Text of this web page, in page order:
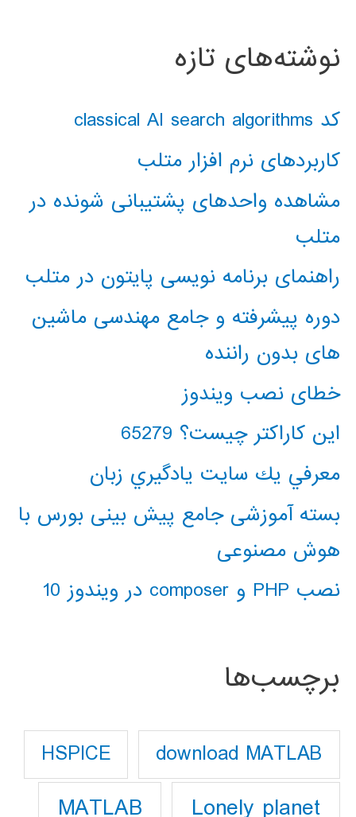
نوشته‌های تازه
کد classical AI search algorithms
کاربردهای نرم افزار متلب
مشاهده واحدهای پشتیبانی شونده در
متلب
راهنمای برنامه نویسی پایتون در متلب
دوره پیشرفته و جامع مهندسی ماشین
های بدون راننده
خطای نصب ویندوز
این کاراکتر چیست؟ 65279
معرفي يك سايت يادگيري زبان
بسته آموزشی جامع پیش بینی بورس با
هوش مصنوعی
نصب PHP و composer در ویندوز 10
برچسب‌ها
download MATLAB
HSPICE
Lonely planet
MATLAB